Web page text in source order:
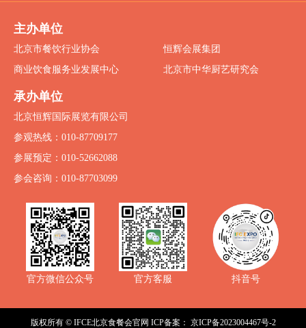
主办单位
北京市餐饮行业协会
恒辉会展集团
商业饮食服务业发展中心
北京市中华厨艺研究会
承办单位
北京恒辉国际展览有限公司
参观热线：010-87709177
参展预定：010-52662088
参会咨询：010-87703099
官方微信公众号 官方客服 抖音号
版权所有 © IFCE北京食餐会官网 ICP备案： 京ICP备2023004467号-2